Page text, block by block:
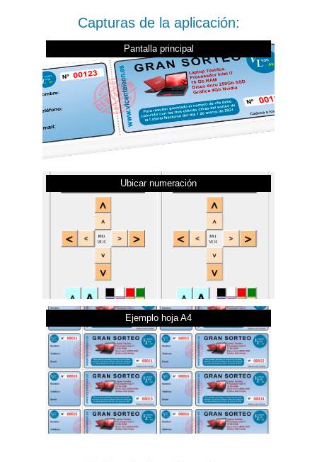
Capturas de la aplicación:
Pantalla principal
Ubicar numeración
Ejemplo hoja A4